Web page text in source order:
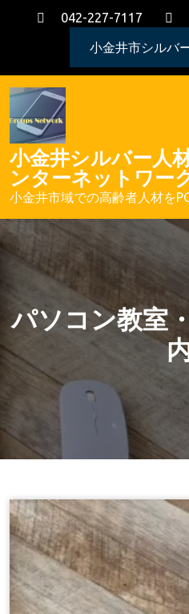
042-227-7117
小金井市シルバ
小金井シルバー人
ンターネットワー
小金井市域での高齢者人材を
パソコン教室